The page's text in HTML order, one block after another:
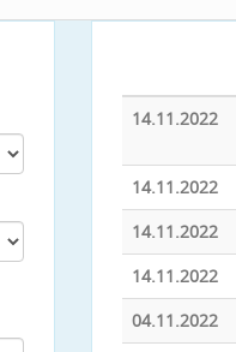
14.11.2022
14.11.2022
14.11.2022
14.11.2022
04.11.2022